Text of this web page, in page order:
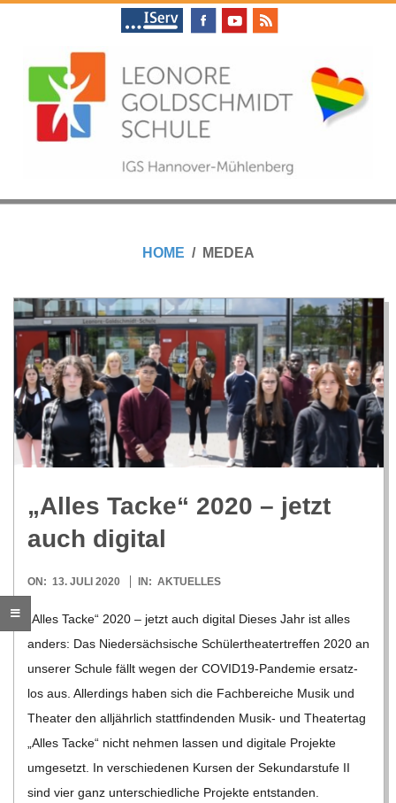
L
O
N
O
R
-
G
O
L
D
S
HOME MEDEA
„Alles Tacke“ 2020 – jetzt
auch digital
2020-
13
ON: 13. JULI 2020 IN: AKTUELLES
„Alles Tacke“ 2020 – jetzt auch digi­tal Die­ses Jahr ist alles
anders: Das Nie­der­säch­si­sche Schü­ler­thea­ter­tref­fen 2020 an
unse­rer Schule fällt wegen der COVI­­D19-Pan­­de­­mie ersatz­
los aus. Aller­dings haben sich die Fach­be­rei­che Musik und
Thea­ter den all­jähr­lich statt­fin­den­den Musik- und Thea­ter­tag
„Alles Tacke“ nicht neh­men las­sen und digi­tale Pro­jekte
umge­setzt. In ver­schie­de­nen Kur­sen der Sekun­dar­stufe II
sind vier ganz unter­schied­li­che Pro­jekte ent­stan­den.